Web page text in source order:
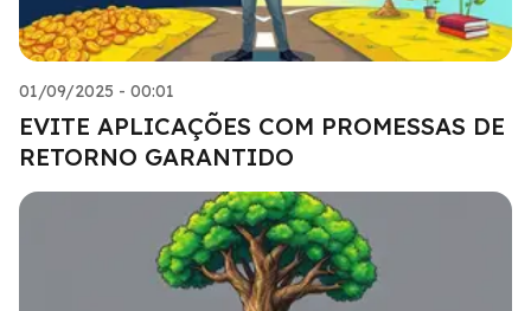
01/09/2025 - 00:01
EVITE APLICAÇÕES COM PROMESSAS DE
RETORNO GARANTIDO